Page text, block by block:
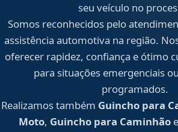
seu veículo no
Somos reconhecidos pelo
assistência automotiva na região.
oferecer rapidez, confiança e ótimo
para situações emergenciais
programados.
Realizamos também Guincho para
Moto, Guincho para Caminhãoe